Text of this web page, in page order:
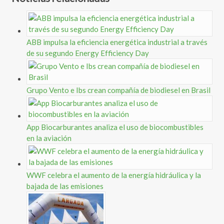
ABB impulsa la eficiencia energética industrial a través
de su segundo Energy Efficiency Day
Grupo Vento e Ibs crean compañía de biodiesel en Brasil
App Biocarburantes analiza el uso de biocombustibles
en la aviación
WWF celebra el aumento de la energía hidráulica y la
bajada de las emisiones